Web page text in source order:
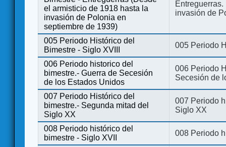
el armisticio de 1918 hasta la
invasión de Polonia en
septiembre de 1939)
invasión de
005 Periodo Histórico del
Bimestre - Siglo XVIII
005 Periodo
006 Periodo historico del
bimestre.- Guerra de Secesión
de los Estados Unidos
006 Periodo
Secesión de
007 Periodo Histórico del
bimestre.- Segunda mitad del
Siglo XX
007 Periodo
Siglo XX
008 Periodo histórico del
bimestre - Siglo XVII
008 Periodo